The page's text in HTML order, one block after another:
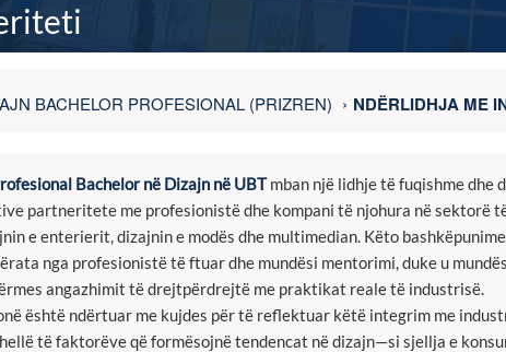
BACHELOR PROFESIONAL (PRIZREN) NDËRLIDHJA ME
Bachelor në Dizajn në UBTmban një lidhje të fuqishme dhe
partneritete me profesionistë dhe kompani të njohura në sektorë
e enterierit, dizajnin e modës dhe multimedian. Këto
nga profesionistë të ftuar dhe mundësi mentorimi, duke u
angazhimit të drejtpërdrejtë me praktikat reale të industrisë.
është ndërtuar me kujdes për të reflektuar këtë integrim me
të faktorëve që formësojnë tendencat në dizajn—si sjellja e